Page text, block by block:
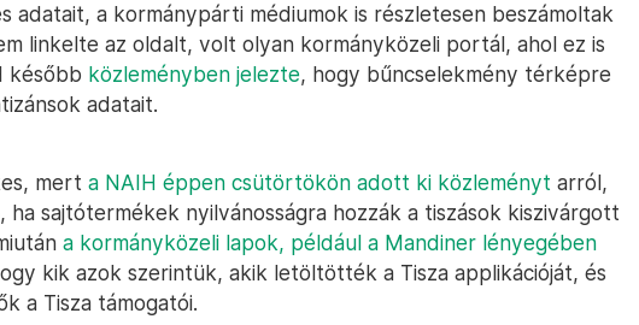
adatait, a kormánypárti médiumok is részletesen beszámoltak
linkelte az oldalt, volt olyan kormányközeli portál, ahol ez is
később közleményben jelezte, hogy bűncselekmény térképre
adatait.
mert a NAIH éppen csütörtökön adott ki közleményt arról,
ha sajtótermékek nyilvánosságra hozzák a tiszások kiszivárgott
a kormányközeli lapok, például a Mandiner lényegében
kik azok szerintük, akik letöltötték a Tisza applikációját, és
a Tisza támogatói.